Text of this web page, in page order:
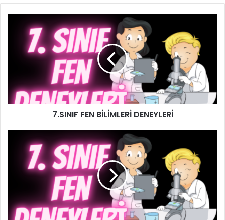
7.SINIF FEN BİLİMLERİ DENEYLERİ